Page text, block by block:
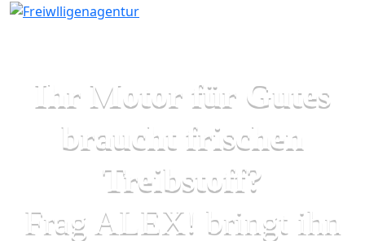
Ihr Motor für Gutes
braucht frischen
Treibstoff?
Frag ALEX! bringt ihn